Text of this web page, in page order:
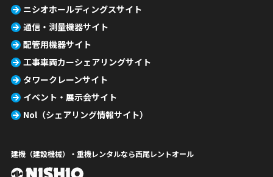
ニシオホールディングスサイト
通信・測量機器サイト
配管用機器サイト
工事車両カーシェアリングサイト
タワークレーンサイト
イベント・展示会サイト
Nol（シェアリング情報サイト）
建機（建設機械）・重機レンタルなら西尾レントオール